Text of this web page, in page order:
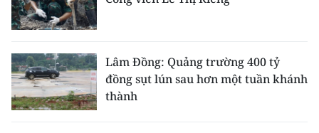
Lâm Đồng: Quảng trường 400 tỷ
đồng sụt lún sau hơn một tuần khánh
thành